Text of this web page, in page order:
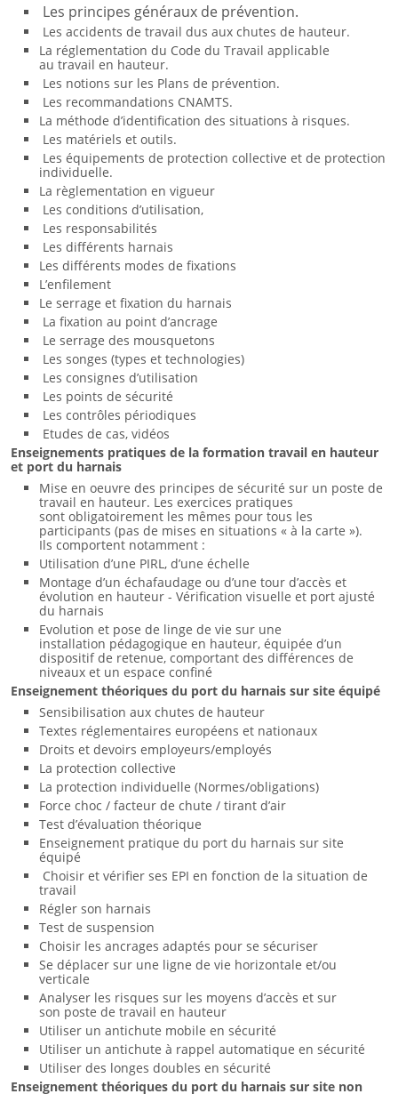
Les principes généraux de prévention.
Les accidents de travail dus aux chutes de hauteur.
La réglementation du Code du Travail applicable
au travail en hauteur.
Les notions sur les Plans de prévention.
Les recommandations CNAMTS.
La méthode d’identification des situations à risques.
Les matériels et outils.
Les équipements de protection collective et de protection
individuelle.
La règlementation en vigueur
Les conditions d’utilisation,
Les responsabilités
Les différents harnais
Les différents modes de fixations
L’enfilement
Le serrage et fixation du harnais
La fixation au point d’ancrage
Le serrage des mousquetons
Les songes (types et technologies)
Les consignes d’utilisation
Les points de sécurité
Les contrôles périodiques
Etudes de cas, vidéos
Enseignements pratiques de la formation travail en hauteur
et port du harnais
Mise en oeuvre des principes de sécurité sur un poste de
travail en hauteur. Les exercices pratiques
sont obligatoirement les mêmes pour tous les
participants (pas de mises en situations « à la carte »).
Ils comportent notamment :
Utilisation d’une PIRL, d’une échelle
Montage d’un échafaudage ou d’une tour d’accès et
évolution en hauteur - Vérification visuelle et port ajusté
du harnais
Evolution et pose de linge de vie sur une
installation pédagogique en hauteur, équipée d’un
dispositif de retenue, comportant des différences de
niveaux et un espace confiné
Enseignement théoriques du port du harnais sur site équipé
Sensibilisation aux chutes de hauteur
Textes réglementaires européens et nationaux
Droits et devoirs employeurs/employés
La protection collective
La protection individuelle (Normes/obligations)
Force choc / facteur de chute / tirant d’air
Test d’évaluation théorique
Enseignement pratique du port du harnais sur site
équipé
Choisir et vérifier ses EPI en fonction de la situation de
travail
Régler son harnais
Test de suspension
Choisir les ancrages adaptés pour se sécuriser
Se déplacer sur une ligne de vie horizontale et/ou
verticale
Analyser les risques sur les moyens d’accès et sur
son poste de travail en hauteur
Utiliser un antichute mobile en sécurité
Utiliser un antichute à rappel automatique en sécurité
Utiliser des longes doubles en sécurité
Enseignement théoriques du port du harnais sur site non